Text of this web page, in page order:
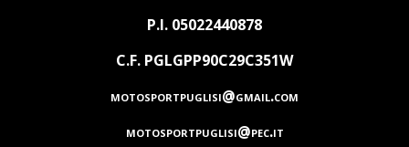
P.I. 05022440878
C.F. PGLGPP90C29C351W
motosportpuglisi@gmail.com
motosportpuglisi@pec.it